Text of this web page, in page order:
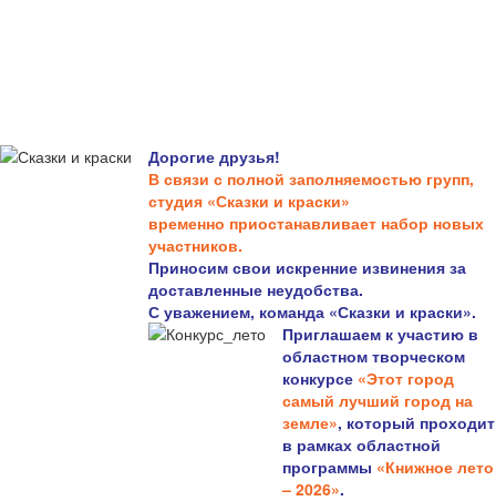
Дорогие друзья!
В связи с полной заполняемостью групп,
студия «Сказки и краски»
временно приостанавливает набор новых
участников.
Приносим свои искренние извинения за
доставленные неудобства.
С уважением, команда «Сказки и краски».
Приглашаем к участию в
областном творческом
конкурсе «Этот город
самый лучший город на
земле», который проходит
в рамках областной
программы «Книжное лето
– 2026».